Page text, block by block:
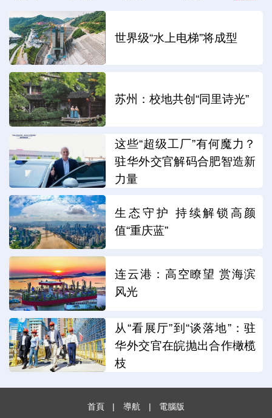
世界级“水上电梯”将成型
苏州：校地共创“同里诗光”
这些“超级工厂”有何魔力？
驻华外交官解码合肥智造新
力量
生态守护 持续解锁高颜
值“重庆蓝”
连云港：高空瞭望 赏海滨
风光
从“看展厅”到“谈落地”：驻
华外交官在皖抛出合作橄榄
枝
首頁 | 導航 | 電腦版